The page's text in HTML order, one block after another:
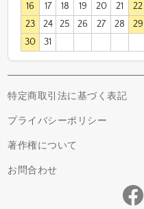
16
17 18 19 20 21
22
23
24 25 26 27 28
29
30
31
特定商取引法に基づく表記
プライバシーポリシー
著作権について
お問合わせ